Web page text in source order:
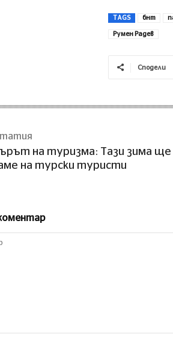
TAGS бнт
Румен Радев
Сподели
на туризма: Тази зима ще
на турски туристи